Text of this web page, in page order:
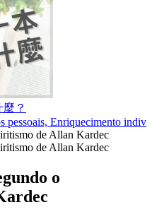
？
pessoais, Enriquecimento
de Allan Kardec
de Allan Kardec
o